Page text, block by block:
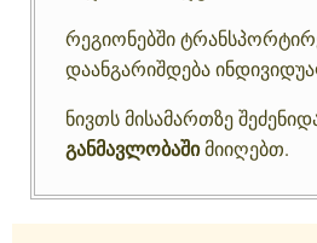
რეგიონებში
დაანგარიშდება
ნივთს მისამართზე
განმავლობაშიმიიღებთ.